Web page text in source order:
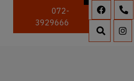
072-
3929666